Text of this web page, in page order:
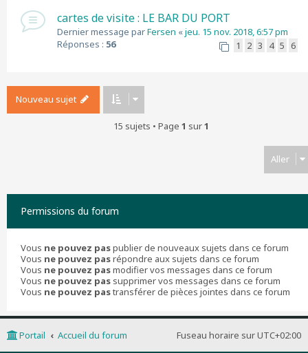
cartes de visite : LE BAR DU PORT
Dernier message parFersen «jeu. 15 nov. 2018, 6:57 pm
Réponses : 56 1 2 3 4 5 6
Nouveau sujet
15 sujets • Page 1 sur1
Aller
Permissions du forum
Vous ne pouvez paspublier de nouveaux sujets dans ce forum
Vous ne pouvez pasrépondre aux sujets dans ce forum
Vous ne pouvez pasmodifier vos messages dans ce forum
Vous ne pouvez pas supprimer vos messages dans ce forum
Vous ne pouvez pastransférer de pièces jointes dans ce forum
Fuseau horaire surUTC+02:00
Portail Accueil du forum